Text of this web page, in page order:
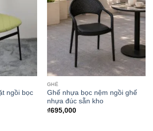
ngồi bọc
GHẾ
Ghế nhựa bọc nệm ngồi ghế
nhựa đúc sẵn kho
₫695,000